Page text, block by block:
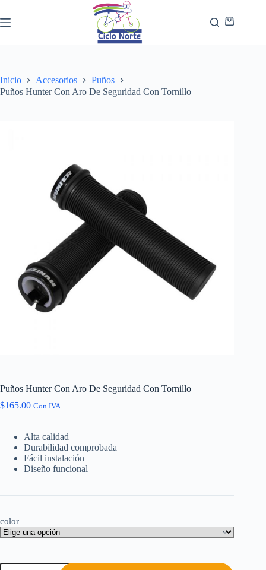
Inicio Accesorios
Puños
Puños Hunter Con Aro De Seguridad Con Tornillo
Puños Hunter Con Aro De Seguridad Con Tornillo
$165.00 Con IVA
Alta calidad
Durabilidad comprobada
Fácil instalación
Diseño funcional
color